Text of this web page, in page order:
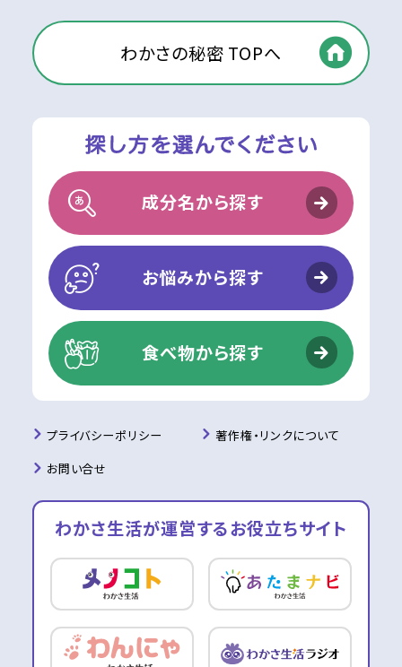
わかさの秘密 TOPへ
成分名から探す
お悩みから探す
食べ物から探す
プライバシーポリシー
著作権・リンクについて
お問い合せ
わかさ生活が運営するお役立ちサイト